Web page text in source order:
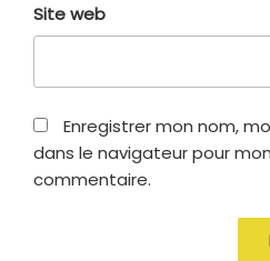
Site web
Enregistrer mon nom,
dans le navigateur pour
commentaire.